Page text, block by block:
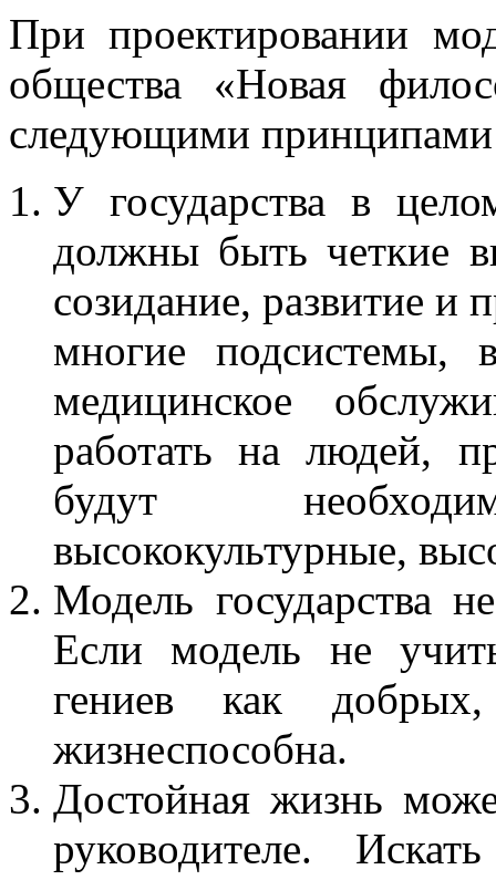
При проектировании
общества «Новая
следующими
У государства в
должны быть четкие
созидание, развитие и
многие подсистемы,
медицинское
работать на людей,
будут
высококультурные,
Модель государства
Если модель не
гениев как
жизнеспособна.
Достойная жизнь
руководителе.